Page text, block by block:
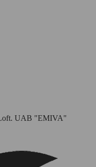
Loft. UAB "EMIVA"